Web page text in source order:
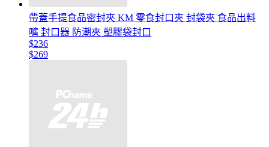
帶蓋手提食品密封夾 KM 零食封口夾 封袋夾 食品出料
嘴 封口器 防潮夾 塑膠袋封口
$236
$269